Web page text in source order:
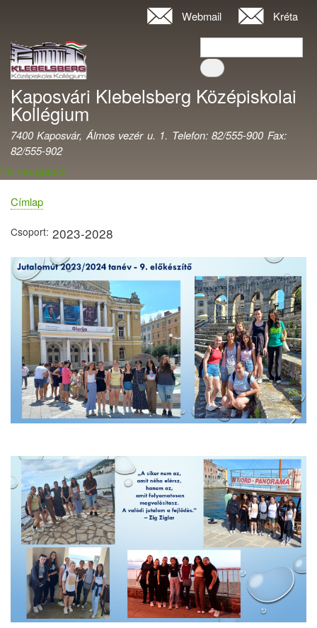
Ugrás
a
fiók
menüje
Webmail Kréta
Keresés
Kaposvári Klebelsberg Középiskolai
Kollégium
7400 Kaposvár, Álmos vezér u. 1. Telefon: 82/555-900 Fax:
82/555-902
Fő navigáció
Morzsa
Címlap
Csoport 2023-2028